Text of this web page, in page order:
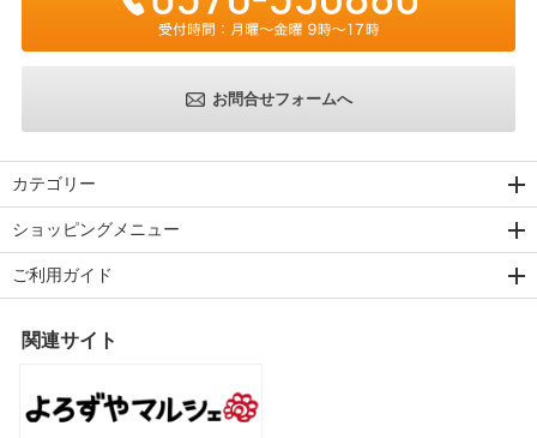
お問合せフォームへ
カテゴリー
ショッピングメニュー
ご利用ガイド
関連サイト